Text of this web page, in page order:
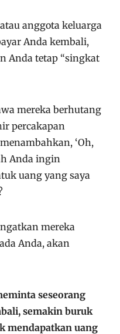
anggota keluarga
Anda kembali,
Anda tetap “singkat
mereka berhutang
percakapan
‘Oh,
Anda ingin
uang yang saya
mereka
Anda, akan
seseorang
semakin buruk
mendapatkan uang